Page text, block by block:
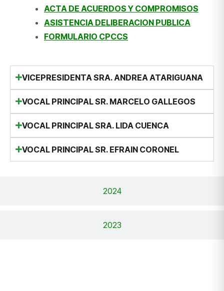
2024
2023
ACTA DE ACUERDOS Y COMPROMISOS
ASISTENCIA DELIBERACION PUBLICA
FORMULARIO CPCCS
VICEPRESIDENTA SRA. ANDREA ATARIGUANA
VOCAL PRINCIPAL SR. MARCELO GALLEGOS
VOCAL PRINCIPAL SRA. LIDA CUENCA
VOCAL PRINCIPAL SR. EFRAIN CORONEL